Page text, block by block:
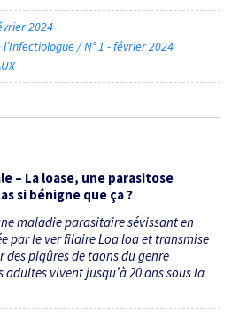
2024
/ N° 1 - février 2024
– La loase, une parasitose
si bénigne que ça ?
maladie parasitaire sévissant en
par le ver filaire Loa loa et transmise
des piqûres de taons du genre
adultes vivent jusqu’à 20 ans sous la